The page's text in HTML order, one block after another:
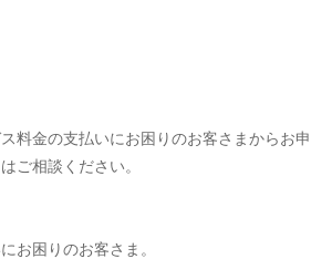
料金の支払いにお困りのお客さまからお
ご相談ください。
お困りのお客さま。